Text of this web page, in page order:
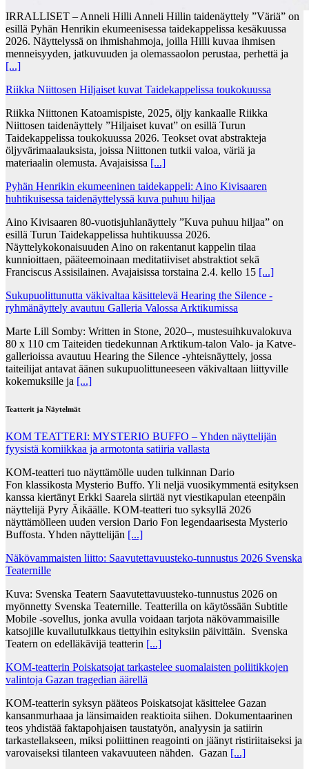
IRRALLISET – Anneli Hilli Anneli Hillin taidenäyttely ”Väriä” on
esillä Pyhän Henrikin ekumeenisessa taidekappelissa kesäkuussa
2026. Näyttelyssä on ihmishahmoja, joilla Hilli kuvaa ihmisen
menneisyyden, jatkuvuuden ja olemassaolon perustaa, perhettä ja
[...]
Riikka Niittosen Hiljaiset kuvat Taidekappelissa toukokuussa
Riikka Niittonen Katoamispiste, 2025, öljy kankaalle Riikka
Niittosen taidenäyttely ”Hiljaiset kuvat” on esillä Turun
Taidekappelissa toukokuussa 2026. Teokset ovat abstrakteja
öljyvärimaalauksista, joissa Niittonen tutkii valoa, väriä ja
materiaalin olemusta. Avajaisissa [...]
Pyhän Henrikin ekumeeninen taidekappeli: Aino Kivisaaren
huhtikuisessa taidenäyttelyssä kuva puhuu hiljaa
Aino Kivisaaren 80-vuotisjuhlanäyttely ”Kuva puhuu hiljaa” on
esillä Turun Taidekappelissa huhtikuussa 2026.
Näyttelykokonaisuuden Aino on rakentanut kappelin tilaa
kunnioittaen, pääteemoinaan meditatiiviset abstraktiot sekä
Franciscus Assisilainen. Avajaisissa torstaina 2.4. kello 15 [...]
Sukupuolittunutta väkivaltaa käsittelevä Hearing the Silence -
ryhmänäyttely avautuu Galleria Valossa Arktikumissa
Marte Lill Somby: Written in Stone, 2020–, mustesuihkuvalokuva
80 x 110 cm Taiteiden tiedekunnan Arktikum-talon Valo- ja Katve-
gallerioissa avautuu Hearing the Silence -yhteisnäyttely, jossa
taiteilijat antavat äänen sukupuolittuneeseen väkivaltaan liittyville
kokemuksille ja [...]
Teatterit ja Näytelmät
KOM TEATTERI: MYSTERIO BUFFO – Yhden näyttelijän
fyysistä komiikkaa ja armotonta satiiria vallasta
KOM-teatteri tuo näyttämölle uuden tulkinnan Dario
Fon klassikosta Mysterio Buffo. Yli neljä vuosikymmentä esityksen
kanssa kiertänyt Erkki Saarela siirtää nyt viestikapulan eteenpäin
näyttelijä Pyry Äikäälle. KOM-teatteri tuo syksyllä 2026
näyttämölleen uuden version Dario Fon legendaarisesta Mysterio
Buffosta. Yhden näyttelijän [...]
Näkövammaisten liitto: Saavutettavuusteko-tunnustus 2026 Svenska
Teaternille
Kuva: Svenska Teatern Saavutettavuusteko-tunnustus 2026 on
myönnetty Svenska Teaternille. Teatterilla on käytössään Subtitle
Mobile -sovellus, jonka avulla voidaan tarjota näkövammaisille
katsojille kuvailutulkkaus tiettyihin esityksiin päivittäin. Svenska
Teatern on edelläkävijä teatterin [...]
KOM-teatterin Poiskatsojat tarkastelee suomalaisten poliitikkojen
valintoja Gazan tragedian äärellä
KOM-teatterin syksyn pääteos Poiskatsojat käsittelee Gazan
kansanmurhaaa ja länsimaiden reaktioita siihen. Dokumentaarinen
teos yhdistää faktapohjaisen taustatyön, analyysin ja satiirin
tarkastellakseen, miksi poliittinen reagointi on jäänyt ristiriitaiseksi ja
varovaiseksi tilanteen vakavuuteen nähden. Gazan [...]